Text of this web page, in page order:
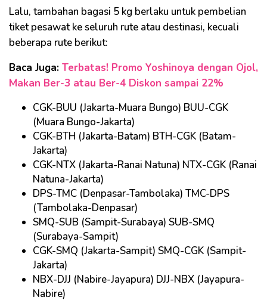
Lalu, tambahan bagasi 5 kg berlaku untuk pembelian
tiket pesawat ke seluruh rute atau destinasi, kecuali
beberapa rute berikut:
Baca Juga: Terbatas! Promo Yoshinoya dengan Ojol,
Makan Ber-3 atau Ber-4 Diskon sampai 22%
CGK-BUU (Jakarta-Muara Bungo) BUU-CGK
(Muara Bungo-Jakarta)
CGK-BTH (Jakarta-Batam) BTH-CGK (Batam-
Jakarta)
CGK-NTX (Jakarta-Ranai Natuna) NTX-CGK (Ranai
Natuna-Jakarta)
DPS-TMC (Denpasar-Tambolaka) TMC-DPS
(Tambolaka-Denpasar)
SMQ-SUB (Sampit-Surabaya) SUB-SMQ
(Surabaya-Sampit)
CGK-SMQ (Jakarta-Sampit) SMQ-CGK (Sampit-
Jakarta)
NBX-DJJ (Nabire-Jayapura) DJJ-NBX (Jayapura-
Nabire)